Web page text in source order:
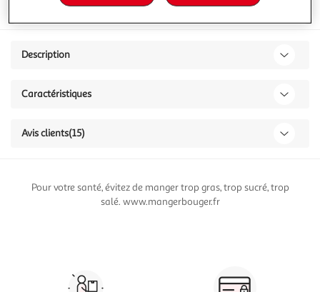
Description
Caractéristiques
Avis clients(15)
Pour votre santé, évitez de manger trop gras, trop sucré, trop
salé. www.mangerbouger.fr